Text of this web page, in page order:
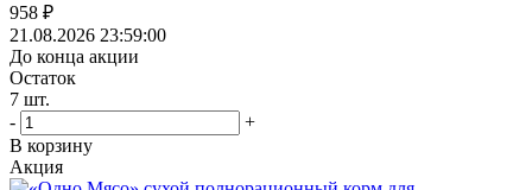
958 ₽
21.08.2026 23:59:00
До конца акции
Остаток
7 шт.
-
+
В корзину
Акция